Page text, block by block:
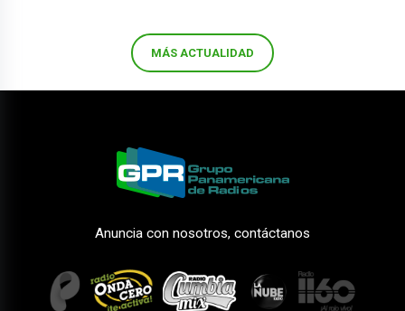
MÁS ACTUALIDAD
Anuncia con nosotros, contáctanos